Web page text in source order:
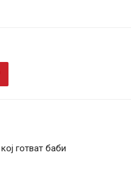
готват баби